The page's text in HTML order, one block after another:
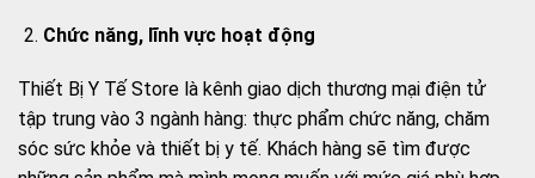
Chức năng, lĩnh vực hoạt động
Thiết Bị Y Tế Store là kênh giao dịch thương mại điện tử
tập trung vào 3 ngành hàng: thực phẩm chức năng, chăm
sóc sức khỏe và thiết bị y tế. Khách hàng sẽ tìm được